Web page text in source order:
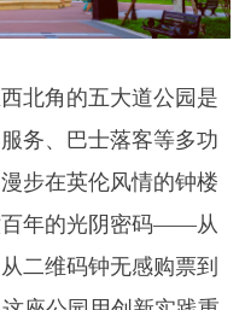
角的五大道公园是
务、巴士落客等多功
步在英伦风情的钟楼
百年的光阴密码——从
二维码钟无感购票到